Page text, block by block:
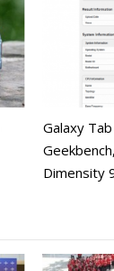
Galaxy
Dimensity